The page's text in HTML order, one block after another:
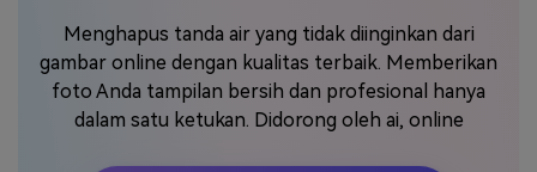
Model AI yang Didukung
Editor Audio AI
Find More Solutions >>
Efek Foto
Panduan Pengguna Apa yang Baru
Veo3 TOP
Menghapus tanda air yang tidak diinginkan dari
gambar online dengan kualitas terbaik. Memberikan
foto Anda tampilan bersih dan profesional hanya
dalam satu ketukan. Didorong oleh ai, online